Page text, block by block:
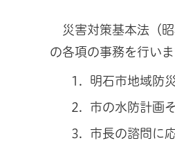
災害対策基本法（昭
の各項の事務を行いま
明石市地域防
市の水防計画
市長の諮問に